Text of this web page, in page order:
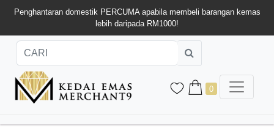
Penghantaran domestik PERCUMA apabila membeli barangan kemas
lebih daripada RM1000!
0